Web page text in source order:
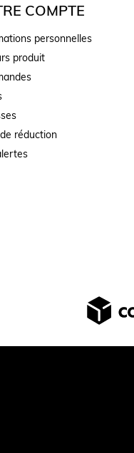
COMPTE
personnelles
produit
réduction